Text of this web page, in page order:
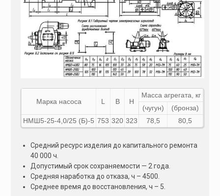
Марка насоса L B H
Масса агрегата, кг
(чугун)
(бронза)
НМШ5-25-4,0/25 (Б)-5 753 320 323 78,5 80,5
Средний ресурс изделия до капитального ремонта
40 000 ч.
Допустимый срок сохраняемости — 2 года.
Средняя наработка до отказа, ч – 4500.
Среднее время до восстановления, ч – 5.